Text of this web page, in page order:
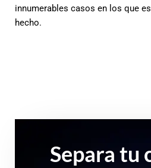
innumerables casos en los que
hecho.
Separa tu